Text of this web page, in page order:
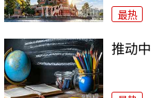
最热
推动